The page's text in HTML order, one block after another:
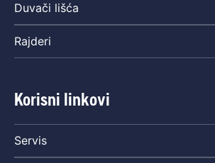
Duvači lišća
Rajderi
Korisni linkovi
Servis